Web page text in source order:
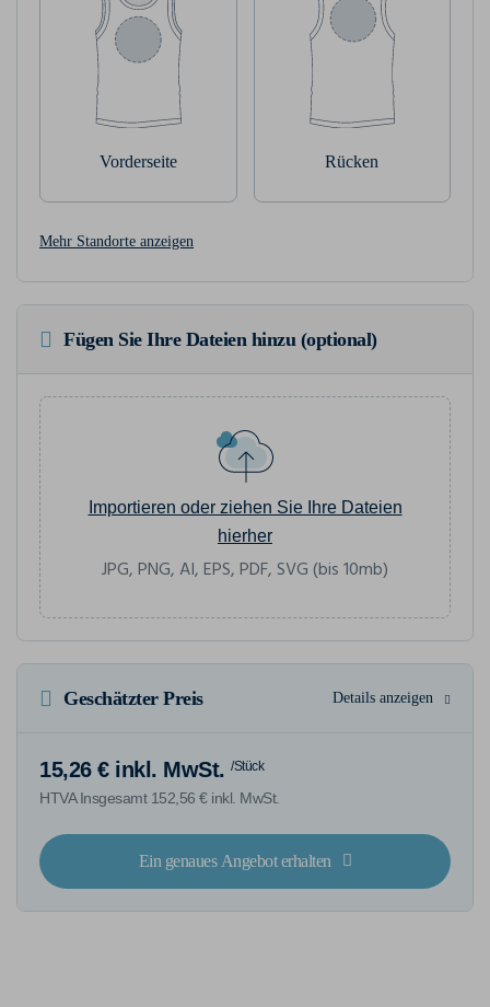
Vorderseite Rücken
Mehr Standorte anzeigen
Fügen Sie Ihre Dateien hinzu (optional)
Importieren oder ziehen Sie Ihre Dateien
hierher
JPG, PNG, AI, EPS, PDF, SVG (bis 10mb)
Geschätzter Preis Details anzeigen
15,26 € inkl. MwSt. /Stück
HTVA Insgesamt 152,56 € inkl. MwSt.
Ein genaues Angebot erhalten